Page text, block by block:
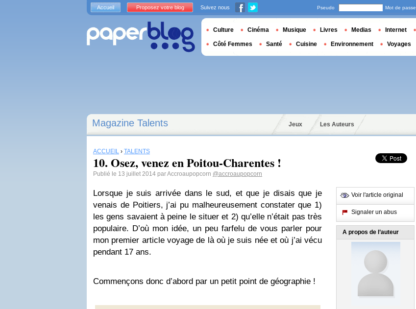
Magazine Talents Jeux Les Auteurs
ACCUEIL › TALENTS
10. Osez, venez en Poitou-Charentes !
Publié le 13 juillet 2014 par Accroaupopcorn @accroaupopcorn
Lorsque je suis arrivée dans le sud, et que je disais que je
venais de Poitiers, j’ai pu malheureusement constater que 1)
les gens savaient à peine le situer et 2) qu’elle n’était pas très
populaire. D’où mon idée, un peu farfelu de vous parler pour
mon premier article voyage de là où je suis née et où j’ai vécu
pendant 17 ans.
Commençons donc d’abord par un petit point de géographie !
Voir l'article original
Signaler un abus
A propos de l’auteur
Accueil Proposez votre blog Suivez nous Pseudo Mot de passe
Culture Cinéma Musique Livres Medias Internet
Côté Femmes Santé Cuisine Environnement Voyages